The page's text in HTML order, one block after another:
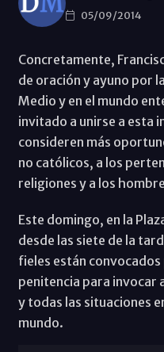
05/09/2014
Concretamente,
de oración y ayuno por
Medio y en el mundo
invitado a unirse a esta
consideren más
no católicos, a los
religiones y a los
Este domingo, en la
desde las siete de la
fieles están
penitencia para invocar
y todas las situaciones
mundo.